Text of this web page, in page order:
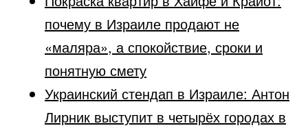
почему в Израиле продают не
«маляра», а спокойствие, сроки и
понятную смету
Украинский стендап в Израиле: Антон
Лирник выступит в четырёх городах в